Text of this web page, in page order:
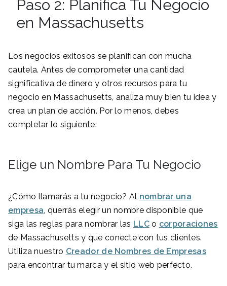
Paso 2: Planifica Tu Negocio
en Massachusetts
Los negocios exitosos se planifican con mucha
cautela. Antes de comprometer una cantidad
significativa de dinero y otros recursos para tu
negocio en Massachusetts, analiza muy bien tu idea y
crea un plan de acción. Por lo menos, debes
completar lo siguiente:
Elige un Nombre Para Tu Negocio
¿Cómo llamarás a tu negocio? Al nombrar una
empresa , querrás elegir un nombre disponible que
siga las reglas para nombrar las LLCo corporaciones
de Massachusetts y que conecte con tus clientes.
Utiliza nuestro Creador de Nombres de Empresas
para encontrar tu marca y el sitio web perfecto.